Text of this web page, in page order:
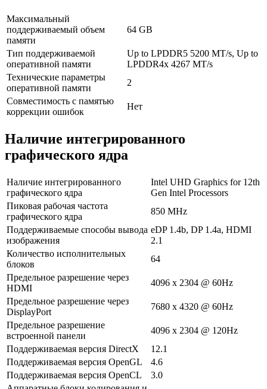
Максимальный
поддерживаемый объем
памяти
64 GB
Тип поддерживаемой
оперативной памяти
Up to LPDDR5 5200 MT/s, Up to
LPDDR4x 4267 MT/s
Технические параметры
оперативной памяти
2
Совместимость с памятью
коррекции ошибок
Нет
Наличие интегрированного
графического ядра
Наличие интегрированного
графического ядра
Intel UHD Graphics for 12th
Gen Intel Processors
Пиковая рабочая частота
графического ядра
850 MHz
Поддерживаемые способы вывода
изображения
eDP 1.4b, DP 1.4a, HDMI
2.1
Количество исполнительных
блоков
64
Предельное разрешение через
HDMI
4096 x 2304 @ 60Hz
Предельное разрешение через
DisplayPort
7680 x 4320 @ 60Hz
Предельное разрешение
встроенной панели
4096 x 2304 @ 120Hz
Поддерживаемая версия DirectX
12.1
Поддерживаемая версия OpenGL
4.6
Поддерживаемая версия OpenCL
3.0